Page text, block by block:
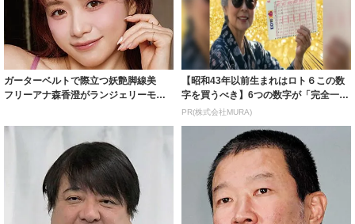
ガーターベルトで際立つ妖艶脚線美
フリーアナ森香澄がランジェリーモデ
【昭和43年以前生まれはロト６この数
字を買うべき】6つの数字が「完全一
致」する方...
PR(株式会社MURA)